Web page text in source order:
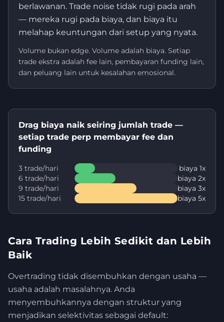
berlawanan. Trade noise tidak rugi pada arah
— mereka rugi pada biaya, dan biaya itu
melahap keuntungan dari setup yang nyata.
Volume bukan edge. Volume adalah biaya. Setiap
trade ekstra adalah fee lain, pembayaran funding lain,
dan peluang lain untuk kesalahan emosional.
Drag biaya naik seiring jumlah trade —
setiap trade perp membayar fee dan
funding
3 trade/hari
biaya 1x
6 trade/hari
biaya 2x
9 trade/hari
biaya 3x
15 trade/hari
biaya 5x
Cara Trading Lebih Sedikit dan Lebih
Baik
Overtrading tidak disembuhkan dengan usaha —
usaha adalah masalahnya. Anda
menyembuhkannya dengan struktur yang
menjadikan selektivitas sebagai default: